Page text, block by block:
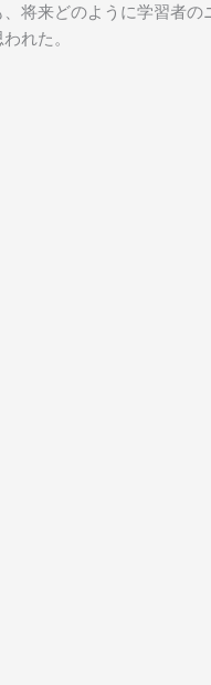
将来どのように学習者の
れた。